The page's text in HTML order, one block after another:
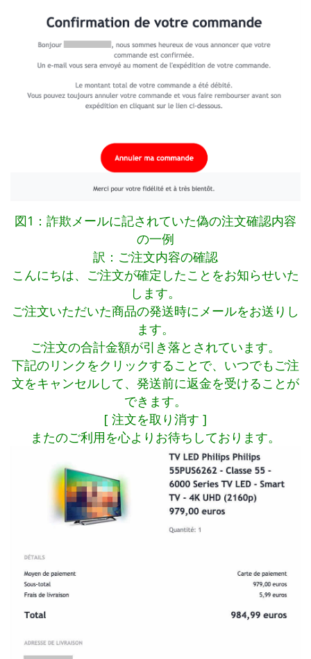
図1：詐欺メールに記されていた偽の注文確認内容
の一例
訳：ご注文内容の確認
こんにちは、ご注文が確定したことをお知らせいた
します。
ご注文いただいた商品の発送時にメールをお送りし
ます。
ご注文の合計金額が引き落とされています。
下記のリンクをクリックすることで、いつでもご注
文をキャンセルして、発送前に返金を受けることが
できます。
[ 注文を取り消す ]
またのご利用を心よりお待ちしております。